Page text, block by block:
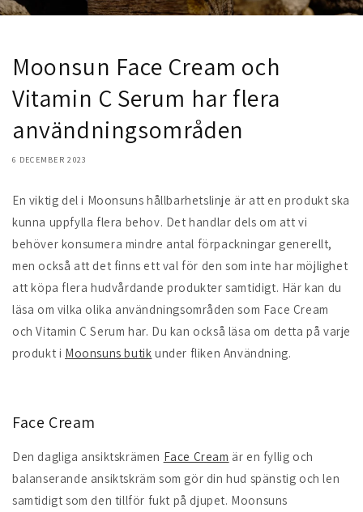
Moonsun Face Cream och
Vitamin C Serum har flera
användningsområden
6 DECEMBER 2023
En viktig del i Moonsuns hållbarhetslinje är att en produkt ska
kunna uppfylla flera behov. Det handlar dels om att vi
behöver konsumera mindre antal förpackningar generellt,
men också att det finns ett val för den som inte har möjlighet
att köpa flera hudvårdande produkter samtidigt. Här kan du
läsa om vilka olika användningsområden som Face Cream
och Vitamin C Serum har. Du kan också läsa om detta på varje
produkt i Moonsuns butik under fliken Användning.
Face Cream
Den dagliga ansiktskrämen Face Cream är en fyllig och
balanserande ansiktskräm som gör din hud spänstig och len
samtidigt som den tillför fukt på djupet. Moonsuns